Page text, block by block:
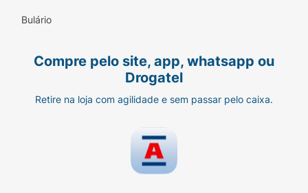
Bulário
Compre pelo site, app, whatsapp ou
Drogatel
Retire na loja com agilidade e sem passar pelo caixa.